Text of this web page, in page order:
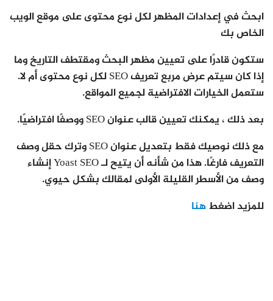
ابحث في إعدادات المظهر لكل نوع محتوى على موقع الويب
الخاص بك
ستكون قادرًا على تعيين مظهر البحث ومقتطف التاريخ وما
إذا كان سيتم عرض مربع تعريف SEO لكل نوع محتوى أم لا.
ستعمل الخيارات الافتراضية لجميع المواقع.
بعد ذلك ، يمكنك تعيين قالب عنوان SEO ووصفًا افتراضيًا.
مع ذلك نوصيك فقط بتعديل عنوان SEO وترك حقل وصف
التعريف فارغًا. هذا من شأنه أن يتيح لـ Yoast SEO إنشاء
وصف من الأسطر القليلة الأولى لمقالك بشكل حيوي.
للمزيد اضغط هنا